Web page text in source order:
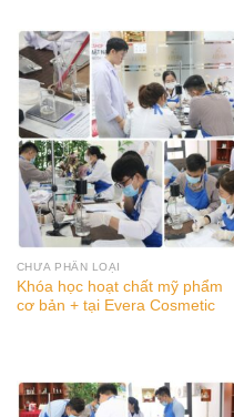
CHƯA PHÂN LOẠI
Khóa học hoạt chất mỹ phẩm
cơ bản + tại Evera Cosmetic